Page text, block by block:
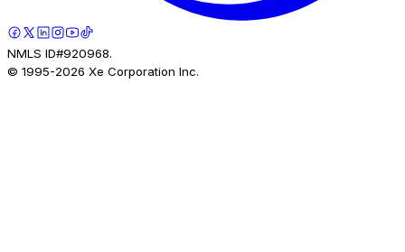
NMLS ID#920968.
© 1995-2026 Xe Corporation Inc.